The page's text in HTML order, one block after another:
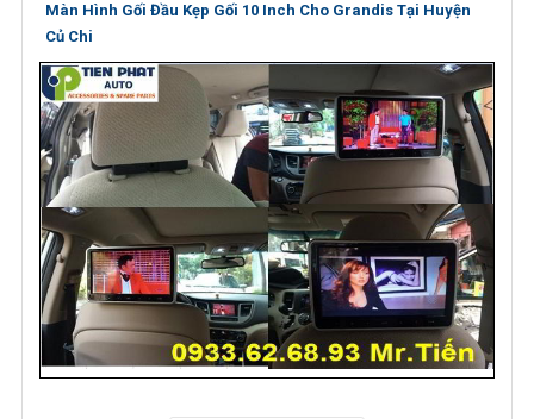
Màn Hình Gối Đầu Kẹp Gối 10 Inch Cho Grandis Tại Huyện
Củ Chi